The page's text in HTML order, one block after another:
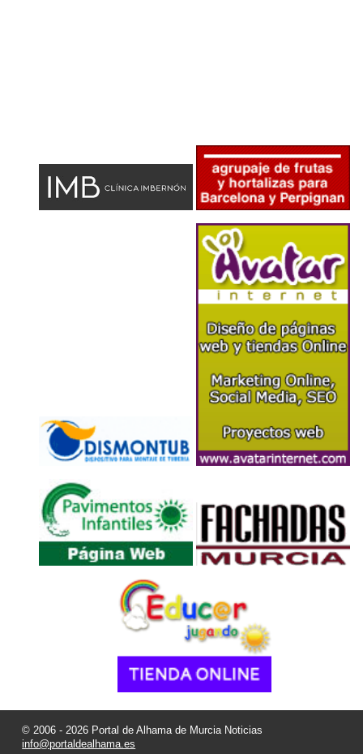
© 2006 - 2026 Portal de Alhama de Murcia Noticias
info@portaldealhama.es